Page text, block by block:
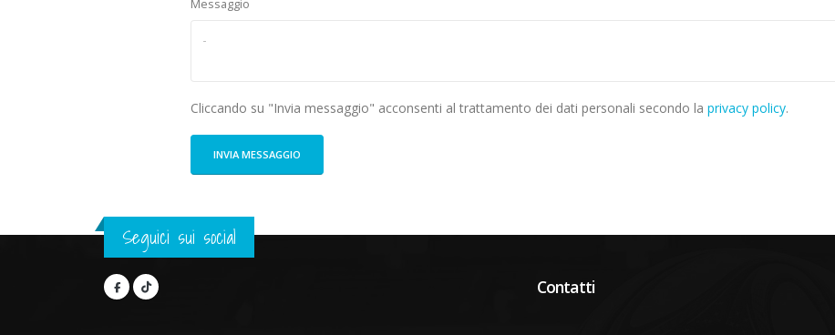
Messaggio
Cliccando su "Invia messaggio" acconsenti al trattamento dei dati personali secondo la privacy policy.
Seguici sui social
Contatti